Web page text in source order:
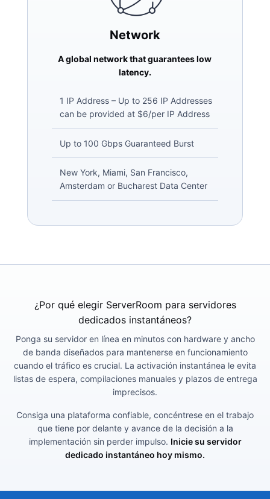
Network
A global network that guarantees low
latency.
1 IP Address – Up to 256 IP Addresses
can be provided at $6/per IP Address
Up to 100 Gbps Guaranteed Burst
New York, Miami, San Francisco,
Amsterdam or Bucharest Data Center
¿Por qué elegir ServerRoom para servidores
dedicados instantáneos?
Ponga su servidor en línea en minutos con hardware y ancho
de banda diseñados para mantenerse en funcionamiento
cuando el tráfico es crucial. La activación instantánea le evita
listas de espera, compilaciones manuales y plazos de entrega
imprecisos.
Consiga una plataforma confiable, concéntrese en el trabajo
que tiene por delante y avance de la decisión a la
implementación sin perder impulso. Inicie su servidor
dedicado instantáneo hoy mismo.